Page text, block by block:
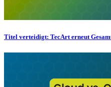
Titel verteidigt: TecArt erneut